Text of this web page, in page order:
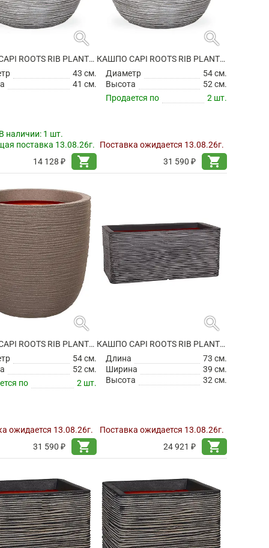
search
КАШПО CAPI ROOTS RIB PLANTER BALL IVORY
43 см.
41 см.
наличии: 1 шт.
поставка 13.08.26г.
14 128 ₽
shopping_cart
search
КАШПО CAPI ROOTS RIB PLANTER BALL IVORY
Диаметр
54 см.
Высота
52 см.
Продается по
2 шт.
Поставка ожидается 13.08.26г.
31 590 ₽
shopping_cart
search
КАШПО CAPI ROOTS RIB PLANTER BALL WARM TAUPE
54 см.
52 см.
по
2 шт.
ожидается 13.08.26г.
31 590 ₽
shopping_cart
search
КАШПО CAPI ROOTS RIB PLANTER RECTANGLE ANTHRACITE
Длина
73 см.
Ширина
39 см.
Высота
32 см.
Поставка ожидается 13.08.26г.
24 921 ₽
shopping_cart